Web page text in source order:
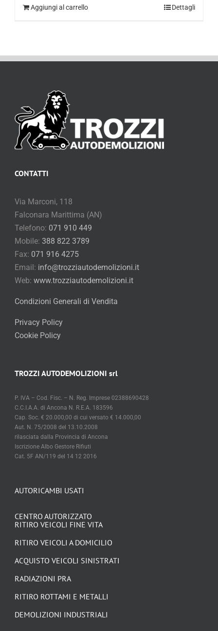
Aggiungi al carrello Dettagli
AUTORICAMBI USATI
CENTRO AUTORIZZATO
RITIRO VEICOLI FINE VITA
RITIRO VEICOLI A DOMICILIO
ACQUISTO VEICOLI SINISTRATI
RADIAZIONI PRA
RITIRO ROTTAMI E METALLI
DEMOLIZIONI INDUSTRIALI
CONTATTI
Via Marconi, 118
Falconara Marittima (AN)
Telefono: 071 910 449
Mobile: 388 822 3789
Fax: 071 916 4275
Email: info@trozziautodemolizioni.it
Web: www.trozziautodemolizioni.it
Condizioni Generali di Vendita
Privacy Policy
Cookie Policy
TROZZI AUTODEMOLIZIONI srl
P. IVA – Cod. Fisc. – N. Reg. Imprese 02388690428
C.C.I.A.A. di Ancona N. R.E.A. 183596
Cap. Soc. € 20.000,00 di cui versato € 14.000,00
Aut. N. 75/2008 del 13.10.2008
rilasciata dalla Provincia di Ancona
Iscrizione Albo Gestore Rifiuti
Cat. 5F AN/119 del 14 12 2016